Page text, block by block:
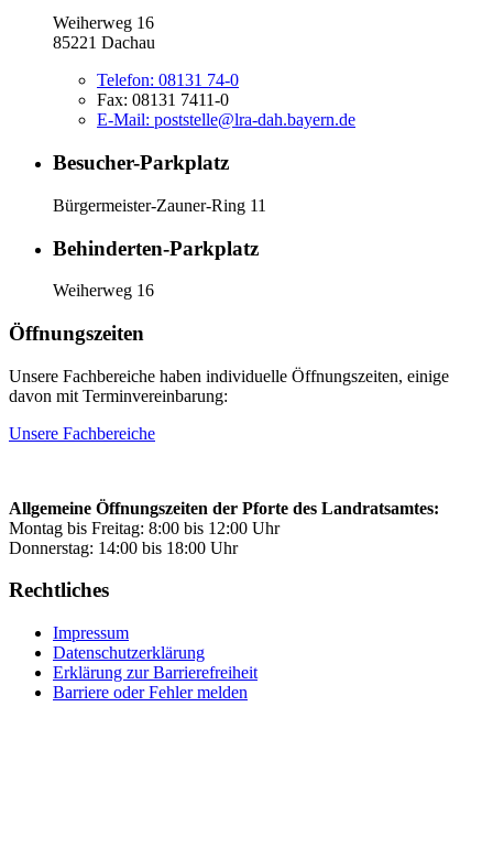
Weiherweg 16
85221 Dachau
Telefon: 08131 74-0
Fax: 08131 7411-0
E-Mail: poststelle@lra-dah.bayern.de
Besucher-Parkplatz
Bürgermeister-Zauner-Ring 11
Behinderten-Parkplatz
Weiherweg 16
Öffnungszeiten
Unsere Fachbereiche haben individuelle Öffnungszeiten, einige
davon mit Terminvereinbarung:
Unsere Fachbereiche
Allgemeine Öffnungszeiten der Pforte des Landratsamtes:
Montag bis Freitag: 8:00 bis 12:00 Uhr
Donnerstag: 14:00 bis 18:00 Uhr
Rechtliches
Impressum
Datenschutzerklärung
Erklärung zur Barrierefreiheit
Barriere oder Fehler melden